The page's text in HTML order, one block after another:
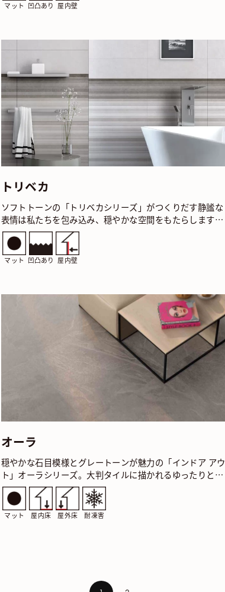
マット 凹凸あり 屋内壁
トリベカ
ソフトトーンの「トリベカシリーズ」がつくりだす静謐な
表情は私たちを包み込み、穏やかな空間をもたらします。
立体的なストライプボーダーはグレード感を高めるアクセ
サリ…
マット 凹凸あり 屋内壁
オーラ
穏やかな石目模様とグレートーンが魅力の「インドア アウ
ト」オーラシリーズ。大判タイルに描かれるゆったりとし
た石目の表情が上質なくくつろぎを感じさせます。 オー
ラ…
マット 屋内床 屋外床 耐凍害